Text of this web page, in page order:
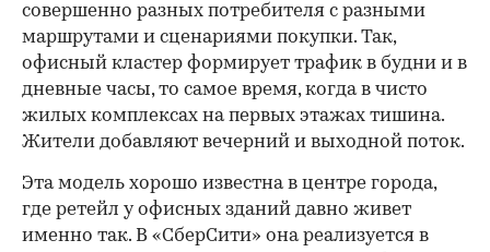
совершенно разных потребителя с разными
маршрутами и сценариями покупки. Так,
офисный кластер формирует трафик в будни и в
дневные часы, то самое время, когда в чисто
жилых комплексах на первых этажах тишина.
Жители добавляют вечерний и выходной поток.
Эта модель хорошо известна в центре города,
где ретейл у офисных зданий давно живет
именно так. В «СберСити» она реализуется в